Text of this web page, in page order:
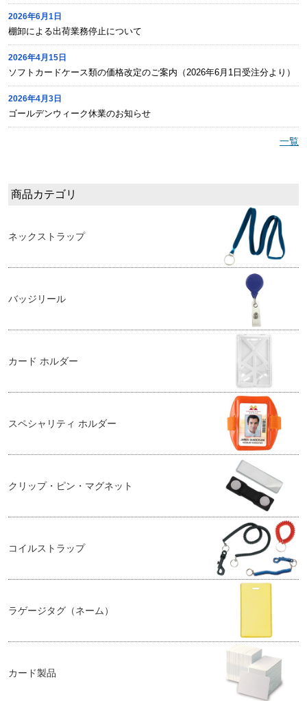
2026年6月1日
棚卸による出荷業務停止について
2026年4月15日
ソフトカードケース類の価格改定のご案内（2026年6月1日受注分より）
2026年4月3日
ゴールデンウィーク休業のお知らせ
一覧
商品カテゴリ
ネックストラップ
バッジリール
カード ホルダー
スペシャリティ ホルダー
クリップ・ピン・マグネット
コイルストラップ
ラゲージタグ（ネーム）
カード製品